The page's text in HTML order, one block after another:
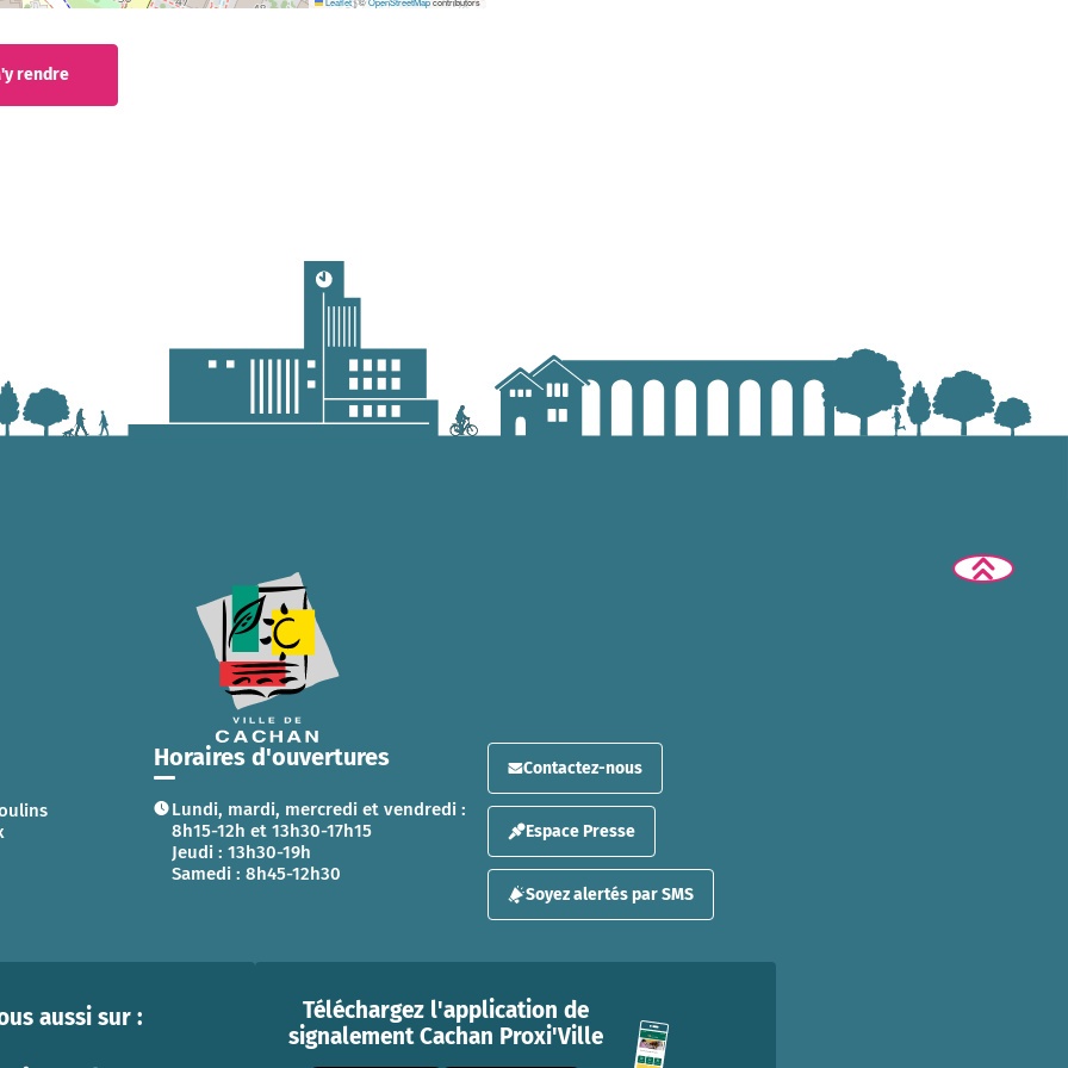
rendre
Horaires d'ouvertures
Lundi, mardi, mercredi et vendredi :
8h15-12h et 13h30-17h15
Jeudi : 13h30-19h
Samedi : 8h45-12h30
Contactez-nous
Espace Presse
Soyez alertés par SMS
aussi sur :
Téléchargez l'application de
signalement Cachan Proxi'Ville